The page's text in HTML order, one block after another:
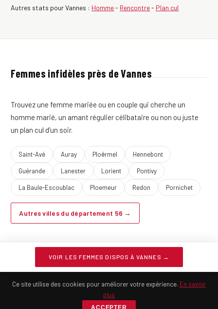
Autres stats pour Vannes : Homme- Rencontre- Plan cul
Femmes infidèles près de Vannes
Trouvez une femme mariée ou en couple qui cherche un
homme marié, un amant régulier célibataire ou non ou juste
un plan cul d'un soir.
Saint-Avé Auray Ploërmel Hennebont
Guérande Lanester Lorient Pontivy
La Baule-Escoublac Ploemeur Redon Pornichet
Autres villes du département 56 →
Mentions légales·Confidentialité
VOIR LES FEMMES DISPOS À VANNES →
Ce site utilise des cookies pour améliorer votre expérience. En savoir
plus
ACCEPTER